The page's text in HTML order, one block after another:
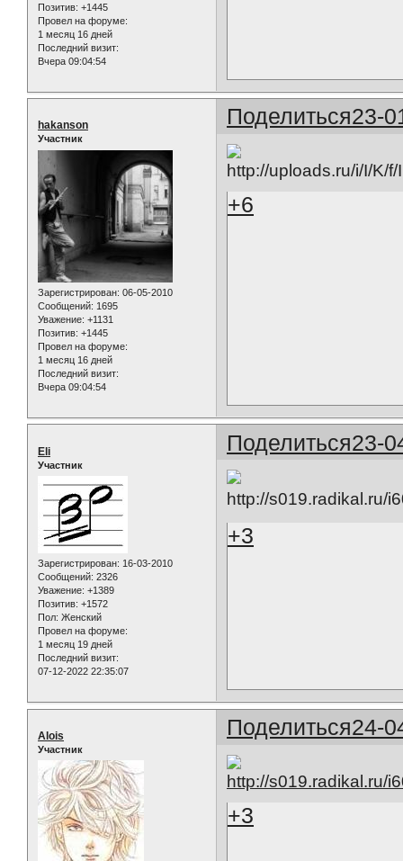
Позитив: +1445
Провел на форуме:
1 месяц 16 дней
Последний визит:
Вчера 09:04:54
Поделиться23-
hakanson
Участник
Зарегистрирован: 06-05-2010
Сообщений: 1695
Уважение: +1131
Позитив: +1445
Провел на форуме:
1 месяц 16 дней
Последний визит:
Вчера 09:04:54
+6
Поделиться23-
Eli
Участник
Зарегистрирован: 16-03-2010
Сообщений: 2326
Уважение: +1389
Позитив: +1572
Пол: Женский
Провел на форуме:
1 месяц 19 дней
Последний визит:
07-12-2022 22:35:07
+3
Поделиться24-
Alois
Участник
+3